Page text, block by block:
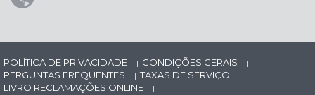
POLÍTICA DE PRIVACIDADE | CONDIÇÕES GERAIS |
PERGUNTAS FREQUENTES | TAXAS DE SERVIÇO |
LIVRO RECLAMAÇÕES ONLINE |